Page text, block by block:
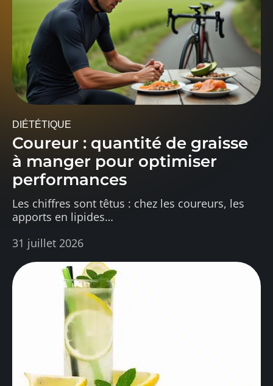
DIÉTÉTIQUE
Coureur : quantité de graisse
à manger pour optimiser
performances
Les chiffres sont têtus : chez les coureurs, les
apports en lipides…
31 juillet 2026